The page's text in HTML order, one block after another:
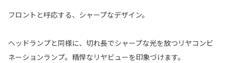
フロントと呼応する、シャープなデザイン。
ヘッドランプと同様に、切れ長でシャープな光を放つリヤコンビ
ネーションランプ。精悍なリヤビューを印象づけます。